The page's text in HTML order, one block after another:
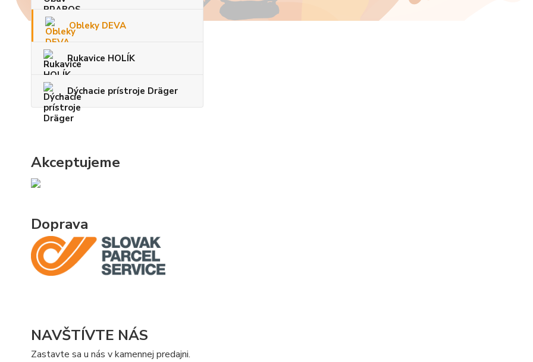
Obleky DEVA
Rukavice HOLÍK
Dýchacie prístroje Dräger
Akceptujeme
Doprava
NAVŠTÍVTE NÁS
Zastavte sa u nás v kamennej predajni.